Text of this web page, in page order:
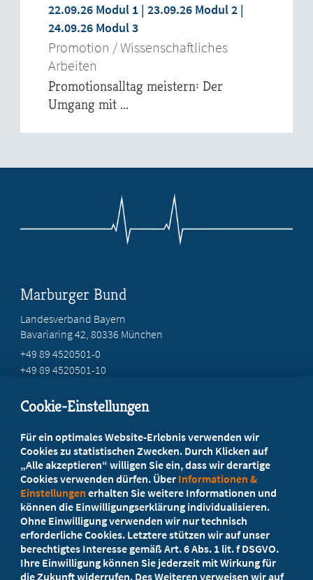
22.09.26 Modul 1 | 23.09.26 Modul 2 |
24.09.26 Modul 3
Promotion / Wissenschaftliches
Arbeiten
Promotionsalltag meistern: Der
Umgang mit ...
Marburger Bund
Landesverband Bayern
Bavariaring 42, 80336 München
+49 89 4520501-0
+49 89 4520501-10
Ihr Landesverband berät Sie!
Ansprechpartner
Werden Sie jetzt Mitglied
5 Vorteile einer MB-Mitgliedschaft
Cookie-Einstellungen
Für ein optimales Website-Erlebnis verwenden wir
Cookies zu statistischen Zwecken. Durch Klicken auf
„Alle akzeptieren“ willigen Sie ein, dass wir derartige
Cookies verwenden dürfen. Über Informationen &
Einstellungen erhalten Sie weitere Informationen und
können die Einwilligungserklärung individualisieren.
Ohne Einwilligung verwenden wir nur technisch
erforderliche Cookies. Letztere stützen wir auf unser
berechtigtes Interesse gemäß Art. 6 Abs. 1 lit. f DSGVO.
Ihre Einwilligung können Sie jederzeit mit Wirkung für
die Zukunft widerrufen. Des Weiteren verweisen wir auf